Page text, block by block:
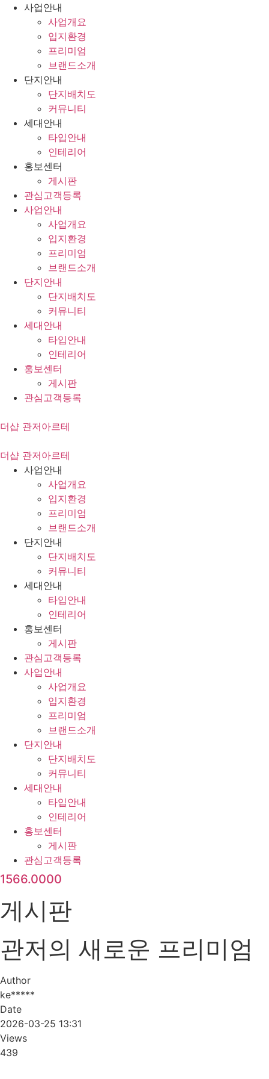
사업안내
사업개요
입지환경
프리미엄
브랜드소개
단지안내
단지배치도
커뮤니티
세대안내
타입안내
인테리어
홍보센터
게시판
관심고객등록
사업안내
사업개요
입지환경
프리미엄
브랜드소개
단지안내
단지배치도
커뮤니티
세대안내
타입안내
인테리어
홍보센터
게시판
관심고객등록
더샵 관저아르테
더샵 관저아르테
사업안내
사업개요
입지환경
프리미엄
브랜드소개
단지안내
단지배치도
커뮤니티
세대안내
타입안내
인테리어
홍보센터
게시판
관심고객등록
사업안내
사업개요
입지환경
프리미엄
브랜드소개
단지안내
단지배치도
커뮤니티
세대안내
타입안내
인테리어
홍보센터
게시판
관심고객등록
1566.0000
게시판
관저의 새로운 프리미엄
Author
ke*****
Date
2026-03-25 13:31
Views
439